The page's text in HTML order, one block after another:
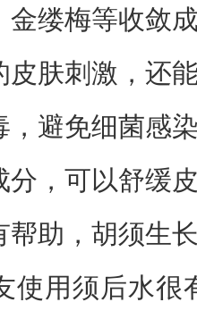
金缕梅等收敛
皮肤刺激，还
，避免细菌感
分，可以舒缓
帮助，胡须生
使用须后水很